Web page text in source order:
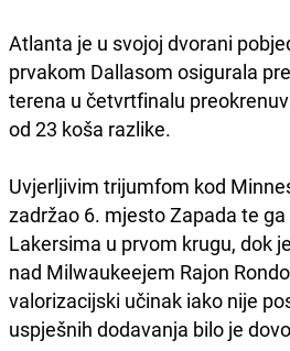
Atlanta je u svojoj dvorani
prvakom Dallasom osigurala
terena u četvrtfinalu
od 23 koša razlike.
Uvjerljivim trijumfom kod
zadržao 6. mjesto Zapada te
Lakersima u prvom krugu, dok
nad Milwaukeejem Rajon
valorizacijski učinak iako nije
uspješnih dodavanja bilo je